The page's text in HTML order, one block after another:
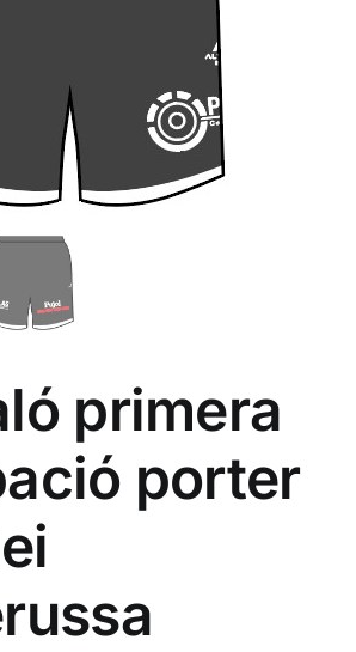
primera
porter